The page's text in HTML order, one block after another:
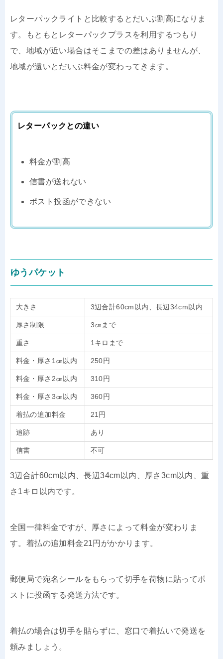
レターパックライトと比較するとだいぶ割高になりま
す。もともとレターパックプラスを利用するつもり
で、地域が近い場合はそこまでの差はありませんが、
地域が遠いとだいぶ料金が変わってきます。
レターパックとの違い
料金が割高
信書が送れない
ポスト投函ができない
ゆうパケット
大きさ 3辺合計60cm以内、長辺34cm以内
厚さ制限 3㎝まで
重さ 1キロまで
料金・厚さ1㎝以内 250円
料金・厚さ2㎝以内 310円
料金・厚さ3㎝以内 360円
着払の追加料金 21円
追跡 あり
信書 不可
3辺合計60cm以内、長辺34cm以内、厚さ3cm以内、重
さ1キロ以内です。
全国一律料金ですが、厚さによって料金が変わりま
す。着払の追加料金21円がかかります。
郵便局で宛名シールをもらって切手を荷物に貼ってポ
ストに投函する発送方法です。
着払の場合は切手を貼らずに、窓口で着払いで発送を
頼みましょう。